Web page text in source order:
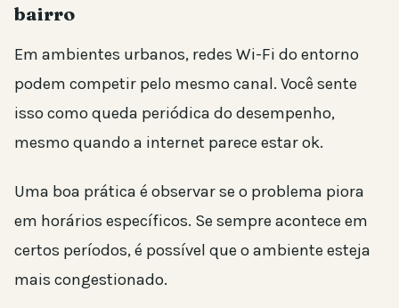
bairro
Em ambientes urbanos, redes Wi-Fi do entorno
podem competir pelo mesmo canal. Você sente
isso como queda periódica do desempenho,
mesmo quando a internet parece estar ok.
Uma boa prática é observar se o problema piora
em horários específicos. Se sempre acontece em
certos períodos, é possível que o ambiente esteja
mais congestionado.